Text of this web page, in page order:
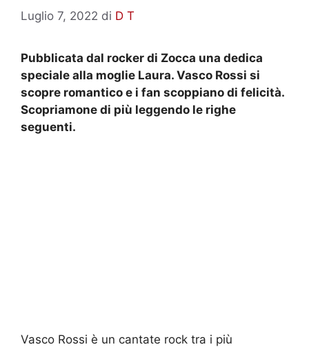
Luglio 7, 2022 di D T
Pubblicata dal rocker di Zocca una dedica
speciale alla moglie Laura. Vasco Rossi si
scopre romantico e i fan scoppiano di felicità.
Scopriamone di più leggendo le righe
seguenti.
Vasco Rossi è un cantate rock tra i più